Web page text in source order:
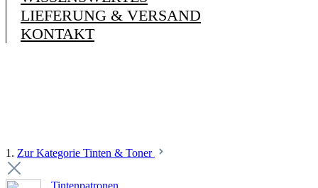
LIEFERUNG & VERSAND
KONTAKT
1. Zur Kategorie Tinten & Toner
Tintenpatronen